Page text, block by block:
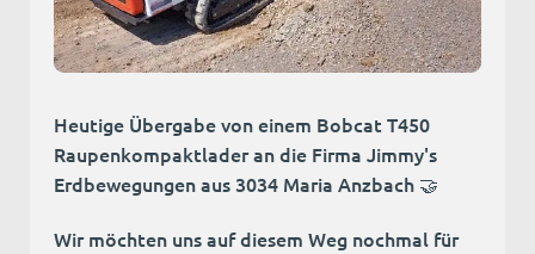
Heutige Übergabe von einem Bobcat T450
Raupenkompaktlader an die Firma Jimmy's
Erdbewegungen aus 3034 Maria Anzbach 🤝
Wir möchten uns auf diesem Weg nochmal für